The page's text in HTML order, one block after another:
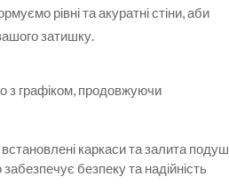
рівні та акуратні стіни, аби
затишку.
з графіком, продовжуючи
каркаси та залита
безпеку та надійність